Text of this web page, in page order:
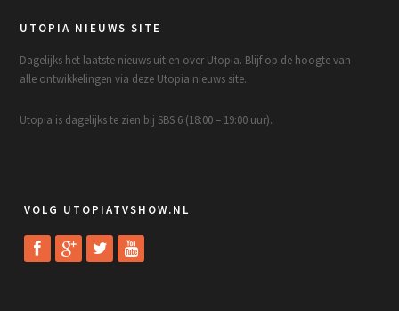
UTOPIA NIEUWS SITE
Dagelijks het laatste nieuws uit en over Utopia. Blijf op de hoogte van
alle ontwikkelingen via deze Utopia nieuws site.
Utopia is dagelijks te zien bij SBS 6 (18:00 – 19:00 uur).
VOLG UTOPIATVSHOW.NL